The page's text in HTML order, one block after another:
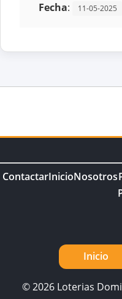
Fecha: 11-05-2025
ContactarInicioNosotros
Inicio
© 2026 Loterias